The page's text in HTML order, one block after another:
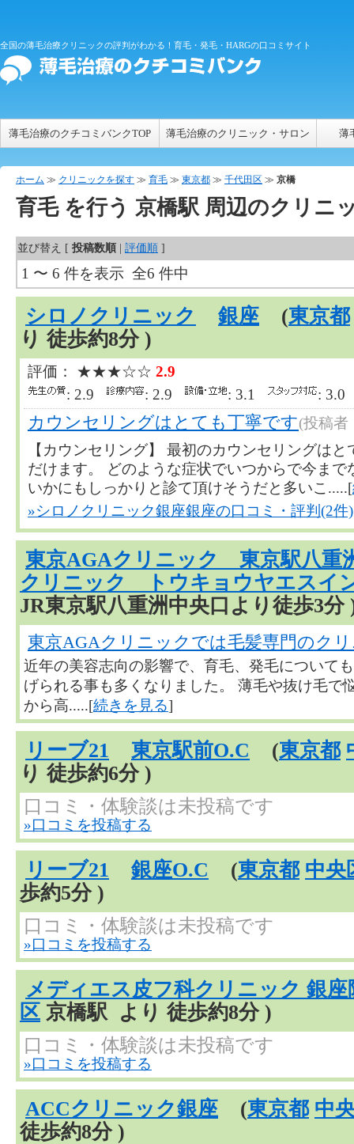
全国の薄毛治療クリニックの評判がわかる！育毛・発毛・HARGの口コミサイト
薄毛治療のクチコミバンクTOP 薄毛治療のクリニック・サロン 薄
ホーム ≫ クリニックを探す ≫ 育毛 ≫ 東京都 ≫ 千代田区 ≫ 京橋
育毛を行う 京橋駅 周辺のクリニ
並び替え [ 投稿数順 評価順 ]
1 〜 6 件を表示 全6 件中
シロノクリニック 銀座 (東京都
り 徒歩約8分 )
評価： ★★★☆☆ 2.9
: 2.9
: 2.9 : 3.1 :
カウンセリングはとても丁寧です(投稿者
【カウンセリング】 最初のカウンセリングは
だけます。 どのような症状でいつからで今まで
いかにもしっかりと診て頂けそうだと多いこ.....[
»シロノクリニック銀座銀座の口コミ・評判(2件)
東京AGAクリニック 東京駅八重
クリニック トウキョウヤエスイ
JR東京駅八重洲中央口より徒歩3分
東京AGAクリニックでは毛髪専門のク
近年の美容志向の影響で、育毛、発毛について
げられる事も多くなりました。 薄毛や抜け毛で
から高.....[続きを見る]
リーブ21 東京駅前O.C (東京都
り 徒歩約6分 )
口コミ・体験談は未投稿です
»口コミを投稿する
リーブ21 銀座O.C (東京都 中央
歩約5分 )
口コミ・体験談は未投稿です
»口コミを投稿する
メディエス皮フ科クリニック 銀座
区 京橋駅 より 徒歩約8分 )
口コミ・体験談は未投稿です
»口コミを投稿する
ACCクリニック銀座 (東京都 中
徒歩約8分 )